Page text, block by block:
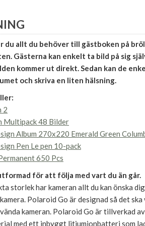
du allt du behöver till gästboken på
Gästerna kan enkelt ta bild på sig
kommer ut direkt. Sedan kan de
och skriva en liten hälsning.
2
Multipack 48 Bilder
Album 270x220 Emerald Green
Pen Le pen 10-pack
650 Pcs
för att följa med vart du än går.
storlek har kameran allt du kan önska
Polaroid Go är designad så det
kameran. Polaroid Go är tillverkad
med ett inbyggt litiumjonbatteri som